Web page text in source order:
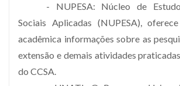
- NUPESA: Núcleo de
Sociais Aplicadas (NUPESA),
acadêmica informações sobre as
extensão e demais atividades
do CCSA.